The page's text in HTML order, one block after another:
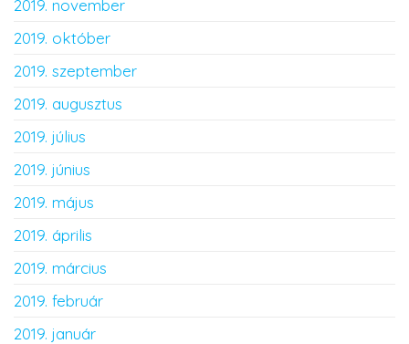
2019. november
2019. október
2019. szeptember
2019. augusztus
2019. július
2019. június
2019. május
2019. április
2019. március
2019. február
2019. január